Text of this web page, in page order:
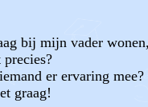
bij mijn vader
er ervaring mee?
graag!